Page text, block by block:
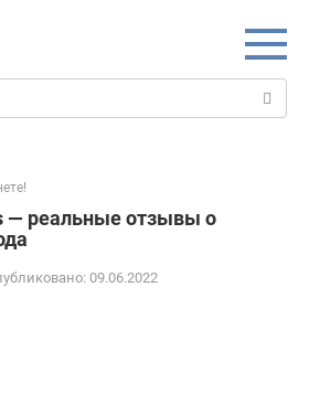
— реальные отзывы о
09.06.2022